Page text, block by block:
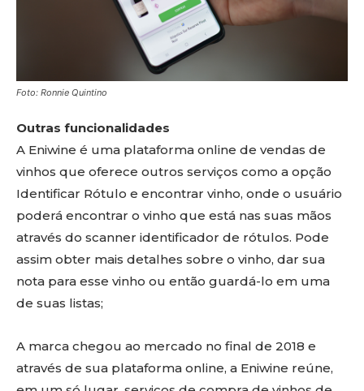
Foto: Ronnie Quintino
Outras funcionalidades
A Eniwine é uma plataforma online de vendas de
vinhos que oferece outros serviços como a opção
Identificar Rótulo e encontrar vinho, onde o usuário
poderá encontrar o vinho que está nas suas mãos
através do scanner identificador de rótulos. Pode
assim obter mais detalhes sobre o vinho, dar sua
nota para esse vinho ou então guardá-lo em uma
de suas listas;
A marca chegou ao mercado no final de 2018 e
através de sua plataforma online, a Eniwine reúne,